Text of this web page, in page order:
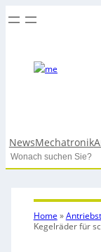
NewsMechatronik
Search
Home »
Kegelräder für